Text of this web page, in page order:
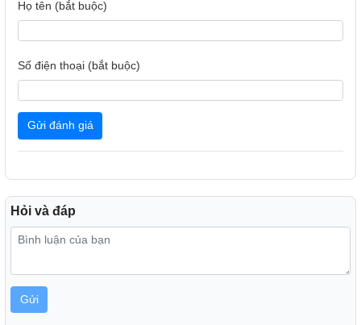
Chổi chính và chổi cạnh chống rối giúp hạn chế tóc
Sở hữu hệ thống chổi chính cao su nguyên khối cùng chổi
cạnh chống rối chuyên dụng, Robot Hút Bụi Roborock
Họ tên (bắt buộc)
Số điện thoại (bắt buộc)
Gửi đánh giá
Hỏi và đáp
Gửi